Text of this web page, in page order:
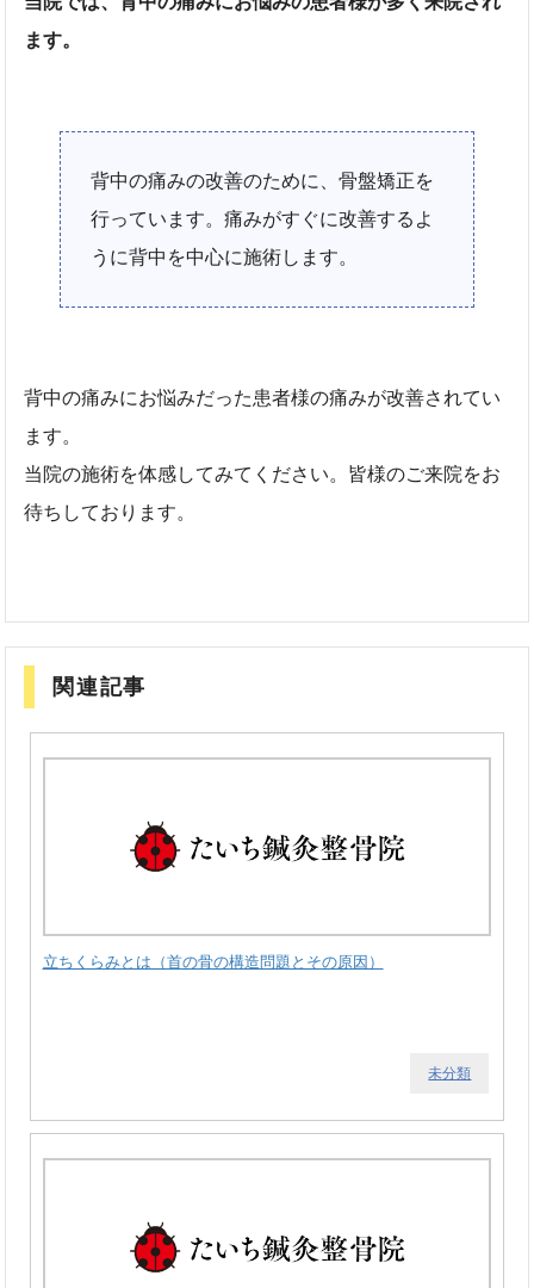
ます。
背中の痛みの改善のために、骨盤矯正を
行っています。痛みがすぐに改善するよ
うに背中を中心に施術します。
背中の痛みにお悩みだった患者様の痛みが改善されてい
ます。
当院の施術を体感してみてください。皆様のご来院をお
待ちしております。
関連記事
立ちくらみとは（首の骨の構造問題とその原因）
未分類